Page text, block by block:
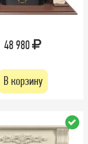
48 980
В корзину